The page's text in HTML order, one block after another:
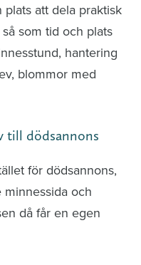
att dela praktisk
som tid och plats
hantering
blommor med
till dödsannons
för dödsannons,
och
då får en egen